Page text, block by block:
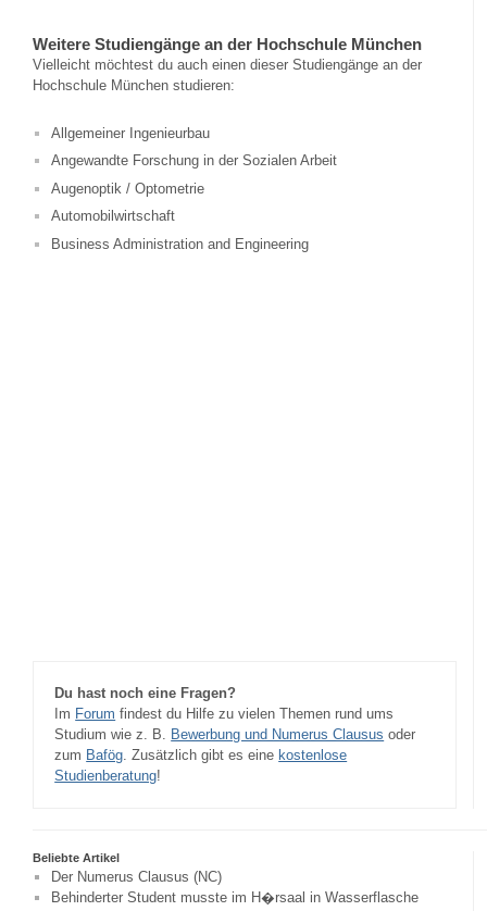
Weitere Studiengänge an der Hochschule München
Vielleicht möchtest du auch einen dieser Studiengänge an der
Hochschule München studieren:
Allgemeiner Ingenieurbau
Angewandte Forschung in der Sozialen Arbeit
Augenoptik / Optometrie
Automobilwirtschaft
Business Administration and Engineering
Du hast noch eine Fragen?
Im Forum findest du Hilfe zu vielen Themen rund ums
Studium wie z. B. Bewerbung und Numerus Clausus oder
zum Bafög. Zusätzlich gibt es eine kostenlose
Studienberatung!
Beliebte Artikel
Der Numerus Clausus (NC)
Behinderter Student musste im H�rsaal in Wasserflasche